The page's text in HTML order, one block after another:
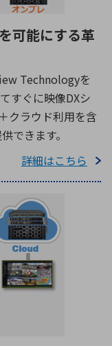
可能にする革
Technologyを
すぐに映像DXシ
クラウド利用を含
できます。
詳細はこちら